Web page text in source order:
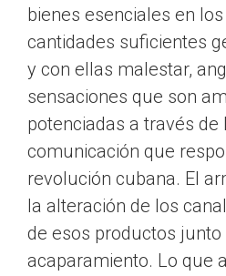
bienes esenciales en
cantidades suficientes
y con ellas malestar,
sensaciones que son
potenciadas a través de
comunicación que
revolución cubana. El
la alteración de los
de esos productos junto
acaparamiento. Lo que